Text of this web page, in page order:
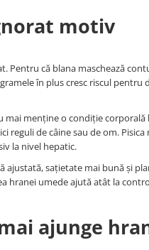
motiv
Pentru că blana maschează
în plus cresc riscul
mai menține o condiție
de câine sau de om.
la nivel hepatic.
ajustată, sațietate mai bună și
hranei umede ajută atât la
ajunge